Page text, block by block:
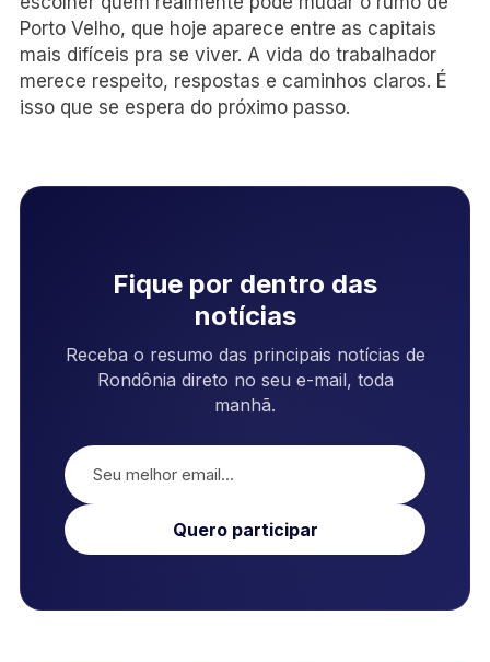
Porto Velho, que hoje aparece entre as capitais
mais difíceis pra se viver. A vida do trabalhador
merece respeito, respostas e caminhos claros. É
isso que se espera do próximo passo.
Fique por dentro das
notícias
Receba o resumo das principais notícias de
Rondônia direto no seu e-mail, toda
manhã.
Quero participar